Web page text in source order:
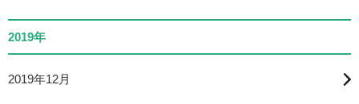
2019年
2019年12月